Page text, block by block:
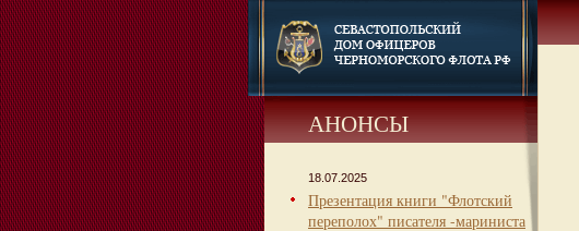
АНОНСЫ
18.07.2025
Презентация книги "Флотский
переполох" писателя -мариниста